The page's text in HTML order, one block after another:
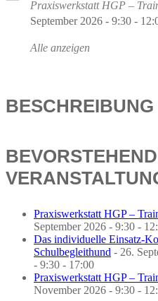
Praxiswerkstatt HGP –
September 2026 - 9:30 -
Alle anzeigen
BESCHREIBUNG
Praxiswerkstatt HGP –
September 2026 - 9:30 -
Das individuelle Einsatz-
Schulbegleithund - 26.
- 9:30 - 17:00
Praxiswerkstatt HGP –
November 2026 - 9:30 -